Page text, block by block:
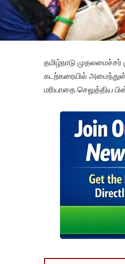
தமிழ்நாடு
கடற்கரையில்
மரியாதை செலுத்திய